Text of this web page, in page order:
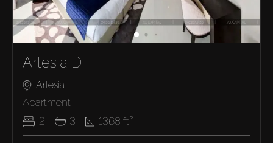
Artesia D
Artesia
Apartment
2
3 1368 ft²